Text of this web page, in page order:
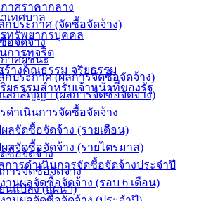
าศราคากลาง
กประกาศ (จัดซื้อจัดจ้าง)
อจัดจ้าง
าศผู้ชนะ
กประกาศ (ผลการจัดซื้อจัดจ้าง)
ลิกสัญญา (ผลการจัดซื้อจัดจ้าง)
ดำเนินการจัดซื้อจัดจ้าง
ลจัดซื้อจัดจ้าง (รายเดือน)
ลจัดซื้อจัดจ้าง (รายไตรมาส)
การดำเนินการจัดซื้อจัดจ้างประจำปี
านผลจัดซื้อจัดจ้าง (รอบ 6 เดือน)
เทศบาล
ทรัพยากรบุคคล
การทุจริต
ร้างคุณธรรม จริยธรรม
ยธรรมสำหรับเจ้าหน้าที่ของรัฐ
ซื้อจัดจ้าง
ารจัดซื้อจัดจ้าง
นแปลง (แผนฯ)